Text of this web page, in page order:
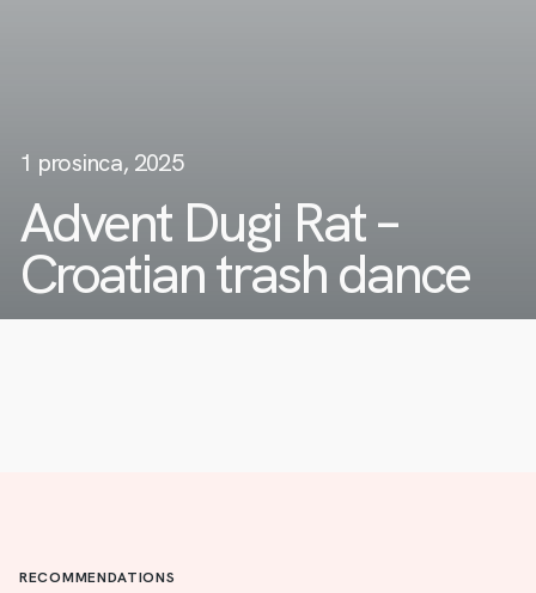
1 prosinca, 2025
Advent Dugi Rat –
Croatian trash dance
RECOMMENDATIONS